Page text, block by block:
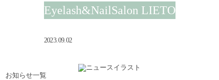
Eyelash&NailSalon LIETO
2023.09.02
お知らせ一覧